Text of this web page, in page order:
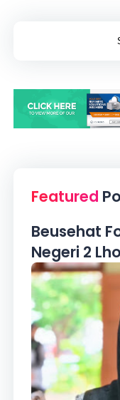
Featured
Beusehat
Negeri 2